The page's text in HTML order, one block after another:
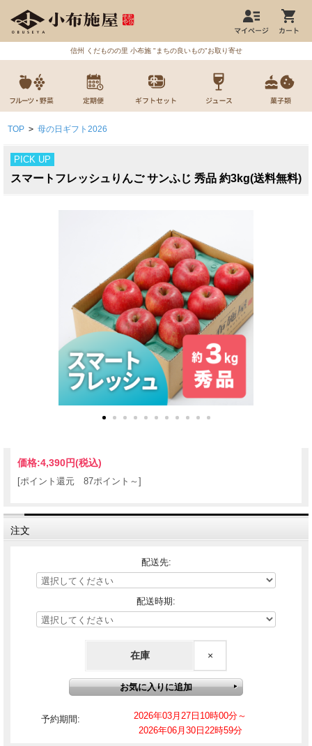
信州 くだものの里 小布施 "まちの良いもの"お取り寄せ
TOP > 母の日ギフト2026
PICK UP
スマートフレッシュりんご サンふじ 秀品 約3kg(送料無料)
価格:4,390円(税込)
[ポイント還元 87ポイント～]
注文
配送先:
配送時期:
在庫 ×
予約期間:
2026年03月27日10時00分～
2026年06月30日22時59分